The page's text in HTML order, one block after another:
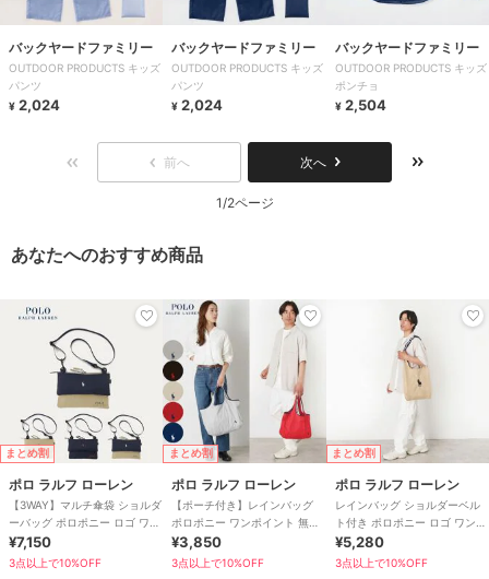
バックヤードファミリー
OUTDOOR PRODUCTS キッズ
パンツ
¥ 2,024
バックヤードファミリー
OUTDOOR PRODUCTS キッズ
パンツ
¥ 2,024
バックヤードファミリー
OUTDOOR PRODUCTS キッズ
ポンチョ
¥ 2,504
前へ 次へ
1/2ページ
あなたへのおすすめ商品
まとめ割
ポロ ラルフ ローレン
【3WAY】マルチ傘袋 ショルダ
ーバッグ ポロポニー ロゴ ワン
ポイント 無地 ユニセックス
¥7,150
3点以上で10%OFF
まとめ割
ポロ ラルフ ローレン
【ポーチ付き】レインバッグ
ポロポニー ワンポイント 無地
40D ユニセックス
¥3,850
3点以上で10%OFF
まとめ割
ポロ ラルフ ローレン
レインバッグ ショルダーベル
ト付き ポロポニー ロゴ ワンポ
イント 無地 ユニセックス
¥5,280
3点以上で10%OFF